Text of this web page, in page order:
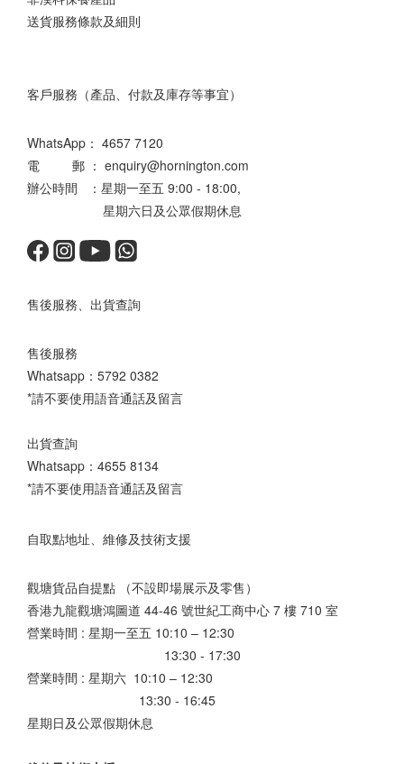
送貨服務條款及細則
客戶服務（產品、付款及庫存等事宜）
WhatsApp： 4657 7120
電 郵 ： enquiry@hornington.com
辦公時間 ：星期一至五 9:00 - 18:00,
星期六日及公眾假期休息
售後服務、出貨查詢
售後服務
Whatsapp： 5792 0382
*請不要使用語音通話及留言
出貨查詢
Whatsapp： 4655 8134
*請不要使用語音通話及留言
自取點地址、維修及技術支援
觀塘貨品自提點 （不設即場展示及零售）
香港九龍觀塘鴻圖道 44-46 號世紀工商中心 7 樓 710 室
營業時間 : 星期一至五 10:10 – 12:30
13:30 - 17:30
營業時間 : 星期六 10:10 – 12:30
13:30 - 16:45
星期日及公眾假期休息